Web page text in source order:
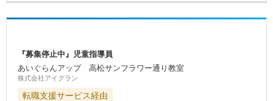
『募集停止中』児童指導員
あいぐらんアップ 高松サンフラワー通り教室
株式会社アイグラン
転職支援サービス経由